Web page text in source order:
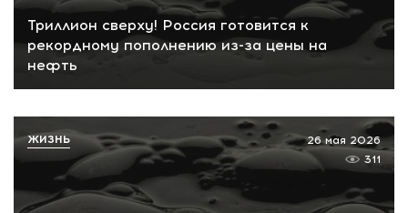
Триллион сверху! Россия готовится к
рекордному пополнению из-за цены на
нефть
26 мая 2026
311
ЖИЗНЬ